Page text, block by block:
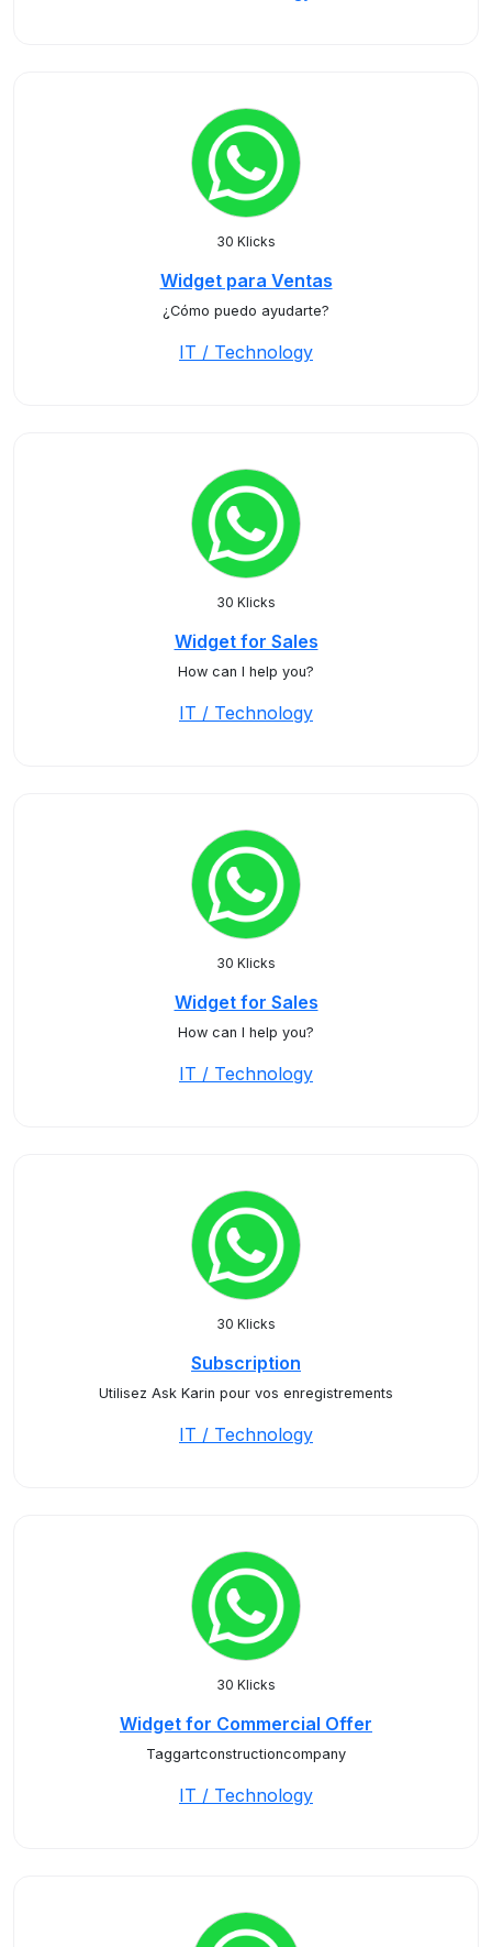
30 Klicks
Widget para Ventas
¿Cómo puedo ayudarte?
IT / Technology
30 Klicks
Widget for Sales
How can I help you?
IT / Technology
30 Klicks
Widget for Sales
How can I help you?
IT / Technology
30 Klicks
Subscription
Utilisez Ask Karin pour vos enregistrements
IT / Technology
30 Klicks
Widget for Commercial Offer
Taggartconstructioncompany
IT / Technology